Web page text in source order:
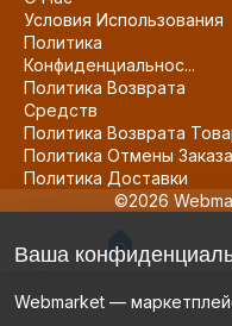
Условия Использования
Политика
Конфиденциальнос...
Политика Возврата
Средств
Политика Возврата
Политика Отмены Заказа
Политика Доставки
©2026
Ваша
Webmarket —